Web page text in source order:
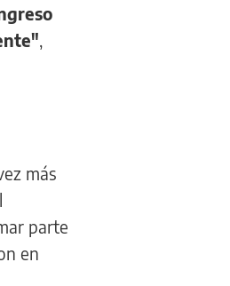
más
parte
en